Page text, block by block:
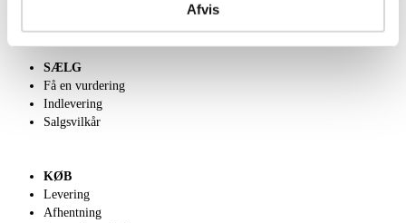
Afvis
SÆLG
Få en vurdering
Indlevering
Salgsvilkår
KØB
Levering
Afhentning